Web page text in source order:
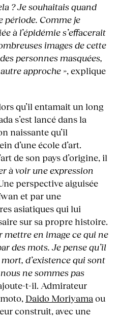
? Je souhaitais quand
période. Comme je
à l’épidémie s’effacerait
images de cette
personnes masquées,
approche », explique
qu’il entamait un long
s’est lancé dans la
naissante qu’il
d’une école d’art.
de son pays d’origine, il
à voir une expression
perspective aiguisée
et par une
asiatiques qui lui
sur sa propre histoire.
mettre en image ce qui ne
des mots. Je pense qu’il
mort, d’existence qui sont
ne sommes pas
t-il. Admirateur
Daido Moriyama ou
construit, avec une